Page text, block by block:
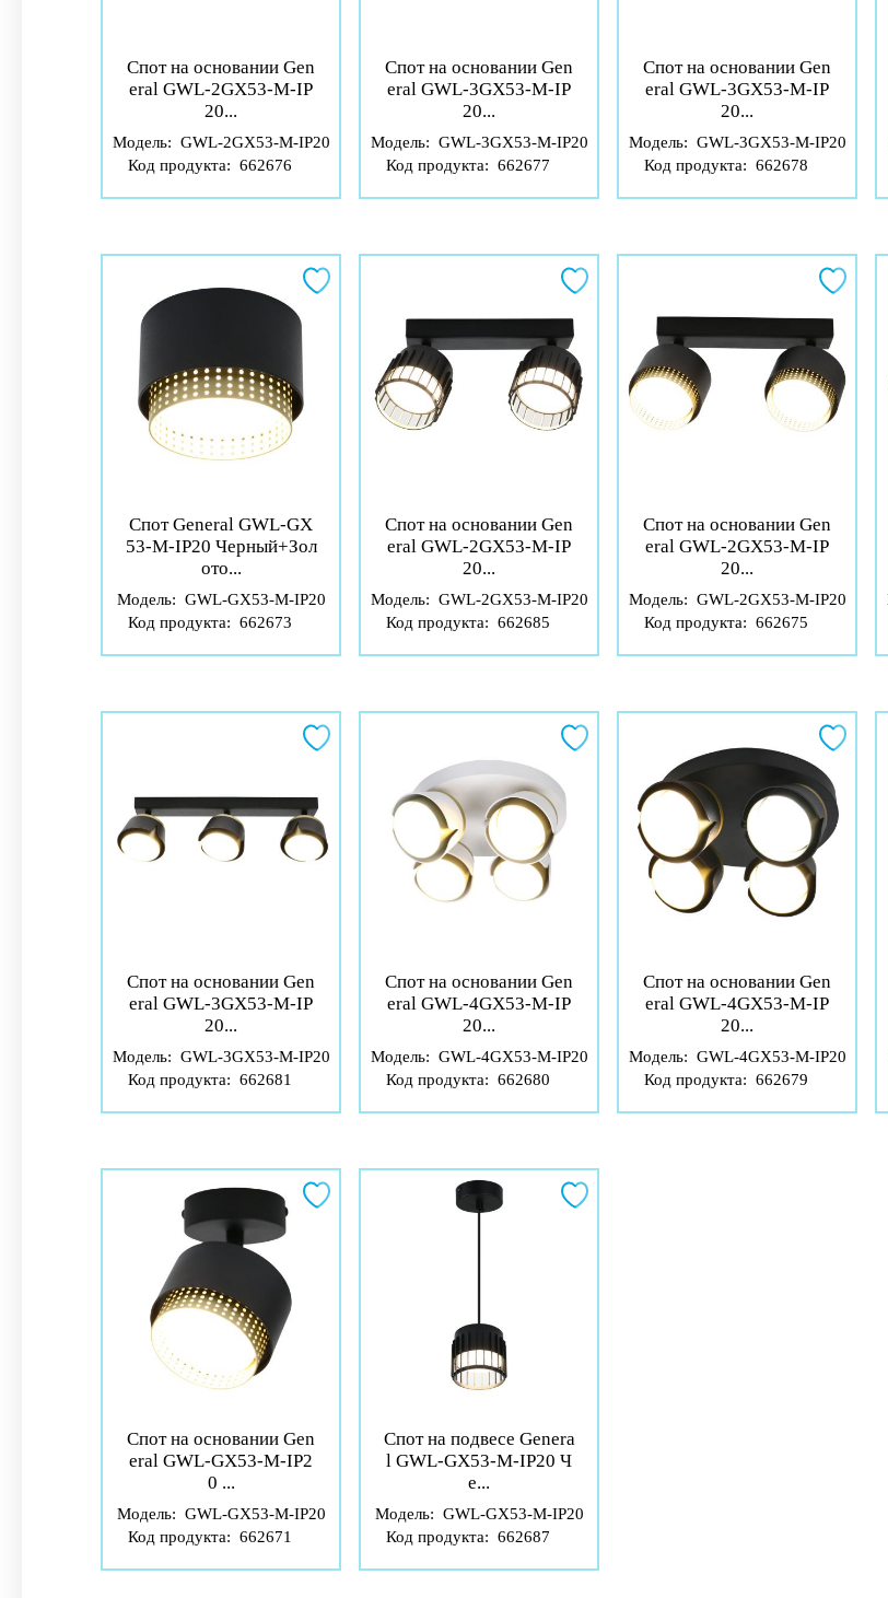
Спот на основании Gen
eral GWL-2GX53-M-IP
20...
Модель: GWL-2GX53-M-IP20
Код продукта: 662676
Спот на основании Gen
eral GWL-3GX53-M-IP
20...
Модель: GWL-3GX53-M-IP20
Код продукта: 662677
Спот на основании Gen
eral GWL-3GX53-M-IP
20...
Модель: GWL-3GX53-M-IP20
Код продукта: 662678
Спот General GWL-GX
53-M-IP20 Черный+Зол
ото...
Модель: GWL-GX53-M-IP20
Код продукта: 662673
Спот на основании Gen
eral GWL-2GX53-M-IP
20...
Модель: GWL-2GX53-M-IP20
Код продукта: 662685
Спот на основании Gen
eral GWL-2GX53-M-IP
20...
Модель: GWL-2GX53-M-IP20
Код продукта: 662675
Спот на основании Gen
eral GWL-3GX53-M-IP
20...
Модель: GWL-3GX53-M-IP20
Код продукта: 662681
Спот на основании Gen
eral GWL-4GX53-M-IP
20...
Модель: GWL-4GX53-M-IP20
Код продукта: 662680
Спот на основании Gen
eral GWL-4GX53-M-IP
20...
Модель: GWL-4GX53-M-IP20
Код продукта: 662679
Спот на основании Gen
eral GWL-GX53-M-IP2
0 ...
Модель: GWL-GX53-M-IP20
Код продукта: 662671
Спот на подвесе Genera
l GWL-GX53-M-IP20 Ч
е...
Модель: GWL-GX53-M-IP20
Код продукта: 662687